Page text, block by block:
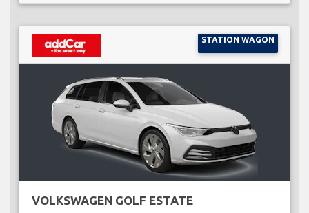
STATION WAGON
VOLKSWAGEN GOLF ESTATE